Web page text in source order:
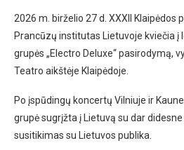
2026 m. birželio 27 d. XXXII Klaipėdos
Prancūzų institutas Lietuvoje kviečia į
grupės „Electro Deluxe“ pasirodymą,
Teatro aikštėje Klaipėdoje.
Po įspūdingų koncertų Vilniuje ir
grupė sugrįžta į Lietuvą su dar
susitikimas su Lietuvos publika.